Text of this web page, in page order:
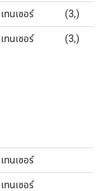
เทนเซอร์ (3,)
เทนเซอร์ (3,)
เทนเซอร์
เทนเซอร์